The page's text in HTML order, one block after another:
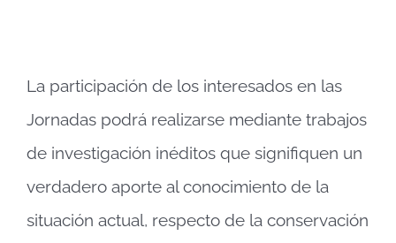
La participación de los interesados en las
Jornadas podrá realizarse mediante trabajos
de investigación inéditos que signifiquen un
verdadero aporte al conocimiento de la
situación actual, respecto de la conservación